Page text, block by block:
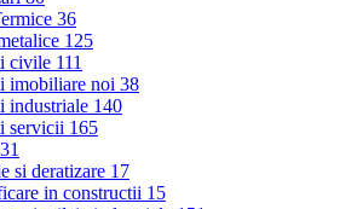
36
125
civile 111
imobiliare noi 38
industriale 140
servicii 165
31
si deratizare 17
in constructii 15